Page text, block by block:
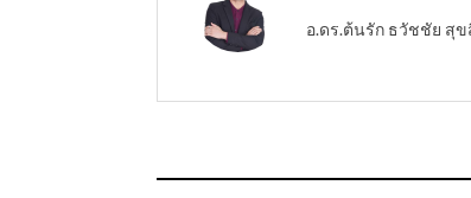
อ.ดร.ต้นรัก ธวัชชัย สุ